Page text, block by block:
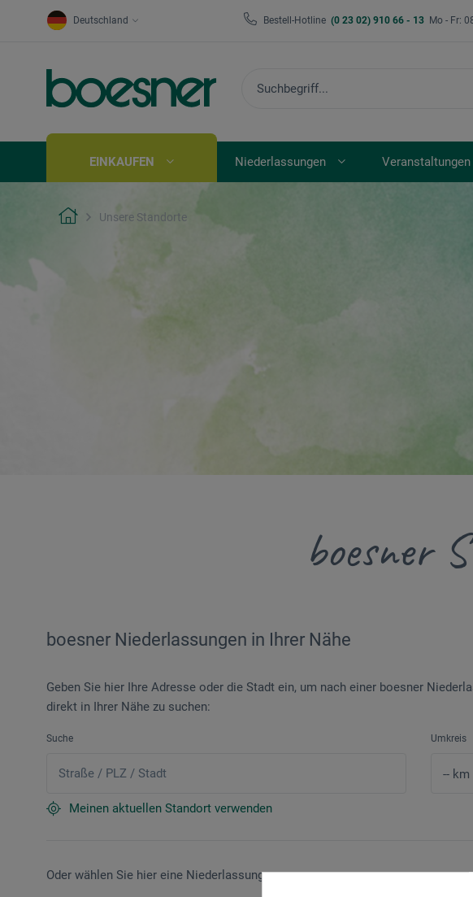
Deutschland Bestell-Hotline (0 23 02) 910 66 - 13 Mo - Fr:
EINKAUFEN Niederlassungen Veranstaltungen
Unsere Standorte
boesner
boesner Niederlassungen in Ihrer Nähe
Geben Sie hier Ihre Adresse oder die Stadt ein, um nach einer boesner
direkt in Ihrer Nähe zu suchen:
Suche
Meinen aktuellen Standort verwenden
Umkreis
Oder wählen Sie hier eine Niederlassung aus: